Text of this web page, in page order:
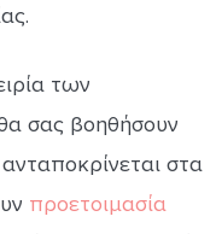
των
σας βοηθήσουν
στα
προετοιμασία